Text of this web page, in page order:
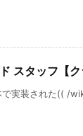
スタッフ【ク
で実装された(( /